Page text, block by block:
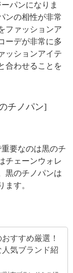
パンになりま
ンの相性が非常
ファッションア
ーデが非常に多
ッションアイテ
合わせることを
チノパン]
要なのは黒のチ
チェーンウォレ
黒のチノパンは
ます。
すすめ厳選！
気ブランド紹